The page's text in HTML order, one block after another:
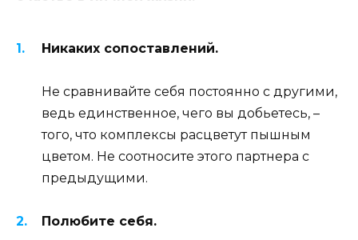
Никаких сопоставлений.
Не сравнивайте себя постоянно с другими,
ведь единственное, чего вы добьетесь, –
того, что комплексы расцветут пышным
цветом. Не соотносите этого партнера с
предыдущими.
Полюбите себя.